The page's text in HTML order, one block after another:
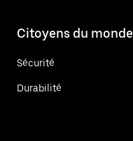
Citoyens du monde
Sécurité
Durabilité